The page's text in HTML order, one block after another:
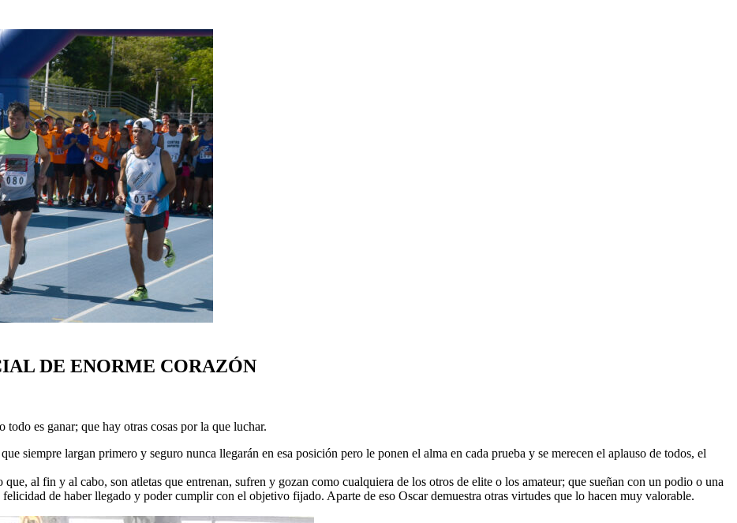
DE ENORME CORAZÓN
es ganar; que hay otras cosas por la que luchar.
siempre largan primero y seguro nunca llegarán en esa posición pero le ponen el alma en cada prueba y se merecen el aplauso de todos, el
al fin y al cabo, son atletas que entrenan, sufren y gozan como cualquiera de los otros de elite o los amateur; que sueñan con un podio o una
de haber llegado y poder cumplir con el objetivo fijado. Aparte de eso Oscar demuestra otras virtudes que lo hacen muy valorable.